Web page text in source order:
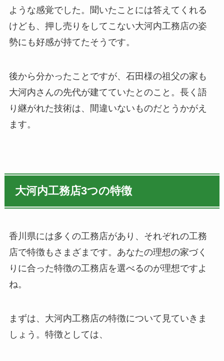
ような感覚でした。聞いたことには答えてくれる
けども、押し売りをしてこない大河内工務店の姿
勢にも好感が持てたそうです。
後から分かったことですが、石田様の祖父の家も
大河内さんの先代が建てていたとのこと。長く語
り継がれた技術は、間違いないものだとうかがえ
ます。
大河内工務店3つの特徴
香川県には多くの工務店があり、それぞれの工務
店で特徴もさまざまです。あなたの理想の家づく
りに合った特徴の工務店を選べるのが理想ですよ
ね。
まずは、大河内工務店の特徴について見ていきま
しょう。特徴としては、